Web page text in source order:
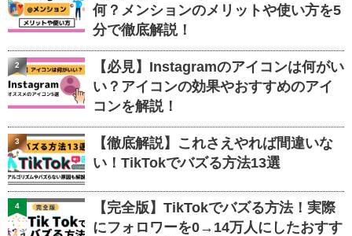
何？メンションのメリットや使い方を5
分で徹底解説！
【必見】Instagramのアイコンは何がい
い？アイコンの効果やおすすめのアイ
コンを解説！
2
【徹底解説】これさえやれば間違いな
い！TikTokでバズる方法13選
3
【完全版】TikTokでバズる方法！実際
にフォロワーを0→14万人にしたおすす
4